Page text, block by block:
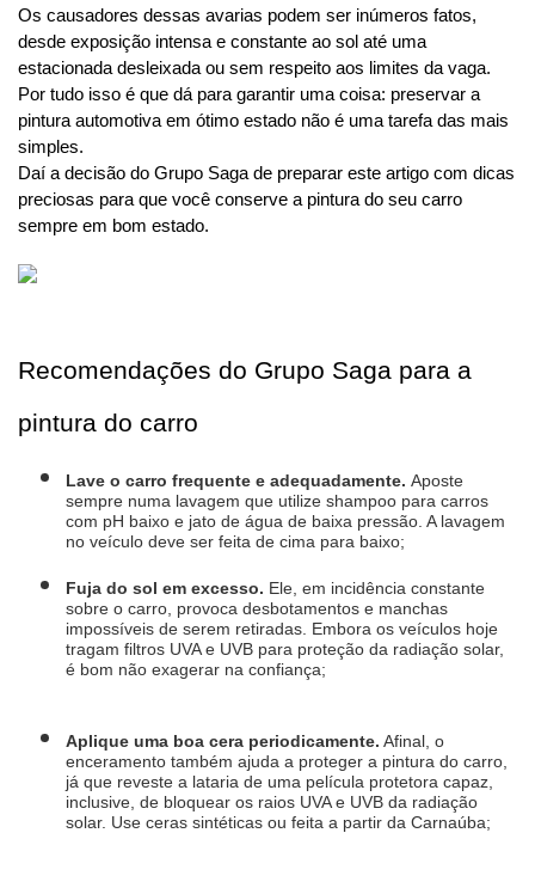
Os causadores dessas avarias podem ser inúmeros fatos,
desde exposição intensa e constante ao sol até uma
estacionada desleixada ou sem respeito aos limites da vaga.
Por tudo isso é que dá para garantir uma coisa: preservar a
pintura automotiva em ótimo estado não é uma tarefa das mais
simples.
Daí a decisão do Grupo Saga de preparar este artigo com dicas
preciosas para que você conserve a pintura do seu carro
sempre em bom estado.
Recomendações do Grupo Saga para a
pintura do carro
Lave o carro frequente e adequadamente. Aposte
sempre numa lavagem que utilize shampoo para carros
com pH baixo e jato de água de baixa pressão. A lavagem
no veículo deve ser feita de cima para baixo;
Fuja do sol em excesso. Ele, em incidência constante
sobre o carro, provoca desbotamentos e manchas
impossíveis de serem retiradas. Embora os veículos hoje
tragam filtros UVA e UVB para proteção da radiação solar,
é bom não exagerar na confiança;
Aplique uma boa cera periodicamente. Afinal, o
enceramento também ajuda a proteger a pintura do carro,
já que reveste a lataria de uma película protetora capaz,
inclusive, de bloquear os raios UVA e UVB da radiação
solar. Use ceras sintéticas ou feita a partir da Carnaúba;